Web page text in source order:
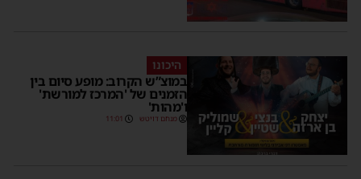
היכונו
במוצ”ש הקרוב: מופע סיום בין
הזמנים של 'המרכז למורשת'
ו'מהות'
מנחם דויטש 11:01